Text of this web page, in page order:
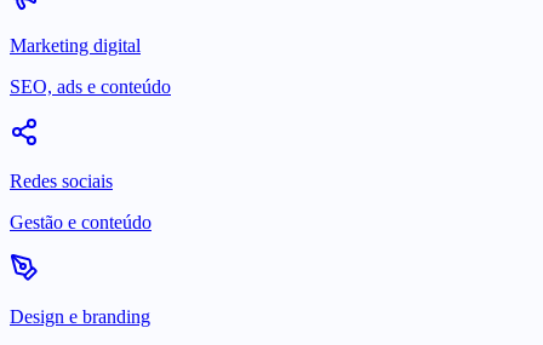
Marketing digital
SEO, ads e conteúdo
Redes sociais
Gestão e conteúdo
Design e branding